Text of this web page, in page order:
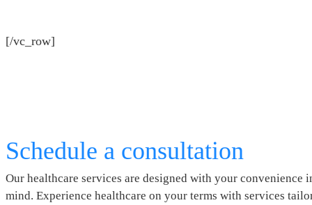
[/vc_row]
Schedule a consultation
Our healthcare services are designed with your convenience
mind. Experience healthcare on your terms with services